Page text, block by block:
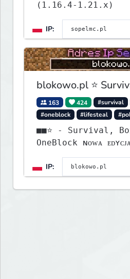
(1.16.4-1.21.x)
IP:
blokowo.pl ⭐
163 424 #survival
#oneblock
#lifesteal
■■⭐ - Survival, BoxPvP,
OneBlock ɴᴏᴡᴀ ᴇᴅʏᴄᴊᴀ ꜱᴇʀᴡᴇʀᴀ
ᴡʏꜱᴛᴀʀᴛᴏᴡᴀʟᴀ!
IP: